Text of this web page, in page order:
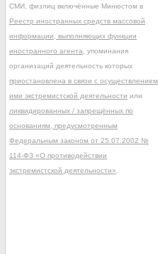
СМИ, физлиц включённые Минюстом в
Реестр иностранных средств массовой
информации, выполняющих функции
иностранного агента , упоминания
организаций деятельность которых
приостановлена в связи с осуществлением
ими экстремистской деятельности или
ликвидированных / запрещённых по
основаниям, предусмотренным
Федеральным законом от 25.07.2002 №
114-ФЗ «О противодействии
экстремистской деятельности»